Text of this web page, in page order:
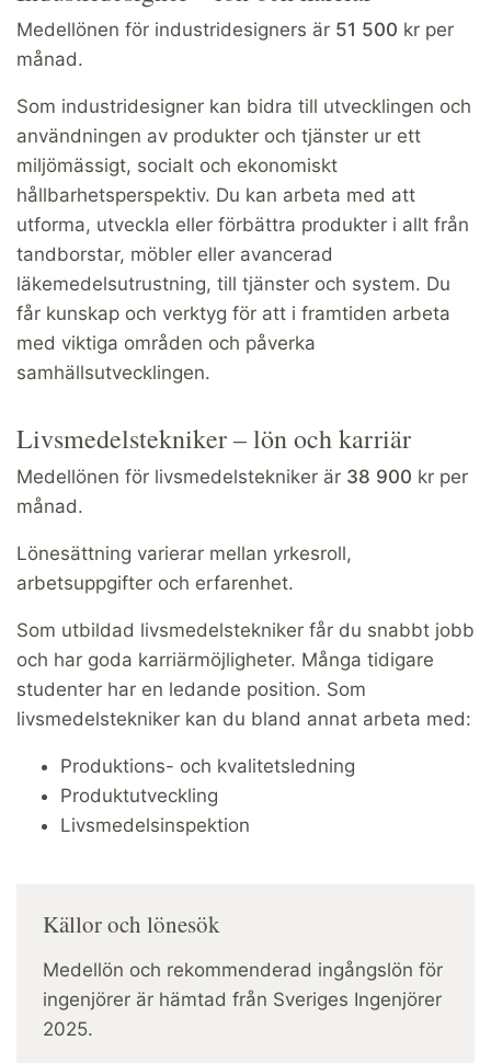
Medellönen för industridesigners är 51 500 kr per
månad.
Som industridesigner kan bidra till utvecklingen och
användningen av produkter och tjänster ur ett
miljömässigt, socialt och ekonomiskt
hållbarhetsperspektiv. Du kan arbeta med att
utforma, utveckla eller förbättra produkter i allt från
tandborstar, möbler eller avancerad
läkemedelsutrustning, till tjänster och system. Du
får kunskap och verktyg för att i framtiden arbeta
med viktiga områden och påverka
samhällsutvecklingen.
Livsmedelstekniker – lön och karriär
Medellönen för livsmedelstekniker är 38 900 kr per
månad.
Lönesättning varierar mellan yrkesroll,
arbetsuppgifter och erfarenhet.
Som utbildad livsmedelstekniker får du snabbt jobb
och har goda karriärmöjligheter. Många tidigare
studenter har en ledande position. Som
livsmedelstekniker kan du bland annat arbeta med:
Produktions- och kvalitetsledning
Produktutveckling
Livsmedelsinspektion
Källor och lönesök
Medellön och rekommenderad ingångslön för
ingenjörer är hämtad från Sveriges Ingenjörer
2025.